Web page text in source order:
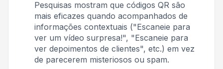
Pesquisas mostram que códigos QR são
mais eficazes quando acompanhados de
informações contextuais ("Escaneie para
ver um vídeo surpresa!", "Escaneie para
ver depoimentos de clientes", etc.) em vez
de parecerem misteriosos ou spam.